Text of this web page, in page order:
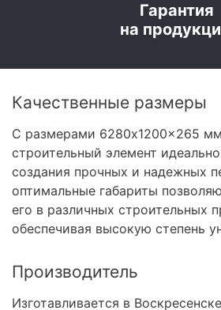
Гарантия
на
Качественные размеры
С размерами 6280x1200x265
строительный элемент
создания прочных и надежных
оптимальные габариты
его в различных строительных
обеспечивая высокую степень
Производитель
Изготавливается в